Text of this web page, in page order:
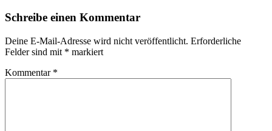
Schreibe einen Kommentar
Deine E-Mail-Adresse wird nicht veröffentlicht. Erforderliche
Felder sind mit * markiert
Kommentar *